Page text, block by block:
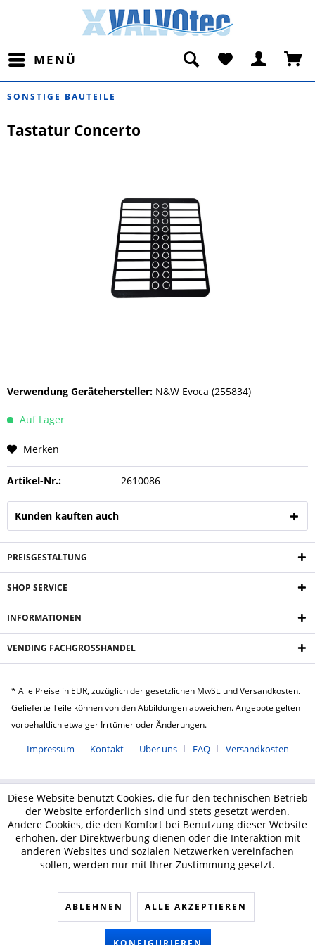
MENÜ
SONSTIGE BAUTEILE
Tastatur Concerto
Verwendung Gerätehersteller: N&W Evoca (255834)
Auf Lager
Merken
Artikel-Nr.: 2610086
Kunden kauften auch
PREISGESTALTUNG
SHOP SERVICE
INFORMATIONEN
VENDING FACHGROSSHANDEL
* Alle Preise in EUR, zuzüglich der gesetzlichen MwSt. und Versandkosten.
Gelieferte Teile können von den Abbildungen abweichen. Angebote gelten
vorbehaltlich etwaiger Irrtümer oder Änderungen.
Impressum Kontakt Über uns FAQ Versandkosten
Diese Website benutzt Cookies, die für den technischen Betrieb
der Website erforderlich sind und stets gesetzt werden.
Andere Cookies, die den Komfort bei Benutzung dieser Website
erhöhen, der Direktwerbung dienen oder die Interaktion mit
anderen Websites und sozialen Netzwerken vereinfachen
sollen, werden nur mit Ihrer Zustimmung gesetzt.
ABLEHNEN ALLE AKZEPTIEREN